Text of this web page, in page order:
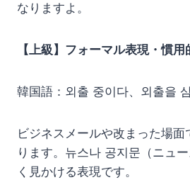
なりますよ。
【上級】フォーマル表現・慣
韓国語：외출 중이다、외출을
ビジネスメールや改まった場
ります。뉴스나 공지문（ニュ
く見かける表現です。